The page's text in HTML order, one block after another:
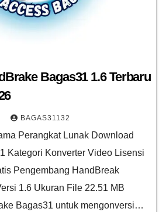
Bagas31 1.6 Terbaru
BAGAS31132
Perangkat Lunak Download
Kategori Konverter Video Lisensi
Pengembang HandBreak
1.6 Ukuran File 22.51 MB
Bagas31 untuk mengonversi…